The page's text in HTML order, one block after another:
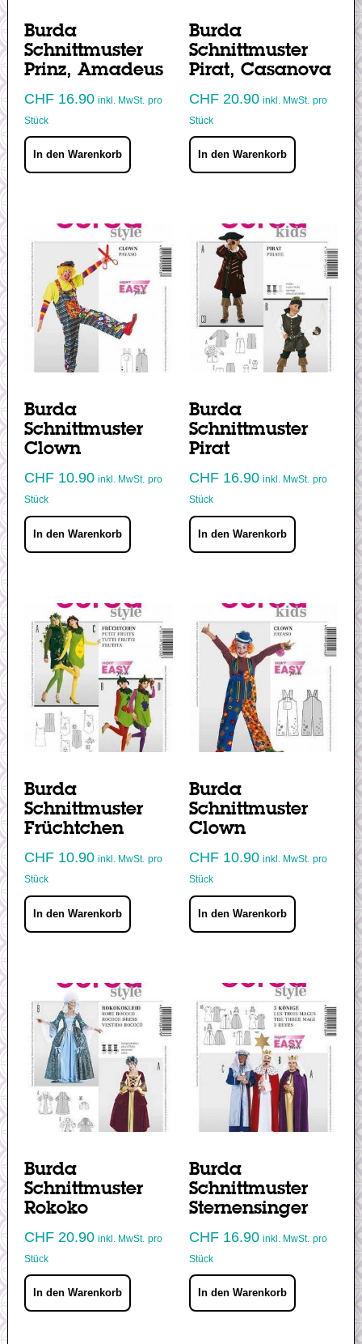
Burda
Schnittmuster
Prinz, Amadeus
CHF16.90 inkl. MwSt. pro
Stück
In den Warenkorb
Burda
Schnittmuster
Pirat, Casanova
CHF20.90 inkl. MwSt. pro
Stück
In den Warenkorb
Burda
Schnittmuster
Clown
CHF10.90 inkl. MwSt. pro
Stück
In den Warenkorb
Burda
Schnittmuster
Pirat
CHF16.90 inkl. MwSt. pro
Stück
In den Warenkorb
Burda
Schnittmuster
Früchtchen
CHF10.90 inkl. MwSt. pro
Stück
In den Warenkorb
Burda
Schnittmuster
Clown
CHF10.90 inkl. MwSt. pro
Stück
In den Warenkorb
Burda
Schnittmuster
Rokoko
CHF20.90 inkl. MwSt. pro
Stück
In den Warenkorb
Burda
Schnittmuster
Sternensinger
CHF16.90 inkl. MwSt. pro
Stück
In den Warenkorb